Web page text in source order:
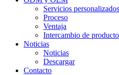
Servicios
Proceso
Ventaja
Intercambio de
Noticias
Noticias
Descargar
Contacto